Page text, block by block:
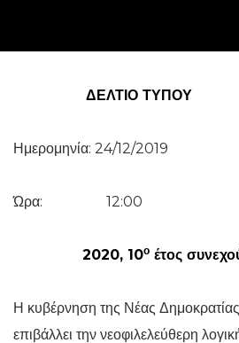
ΔΕΛΤΙΟ ΤΥΠΟΥ
Ημερομηνία: 24/12/2019
Ώρα: 12:00
2020, 10ο έτος
Η κυβέρνηση της Νέας
επιβάλλει την νεοφιλελεύθερη